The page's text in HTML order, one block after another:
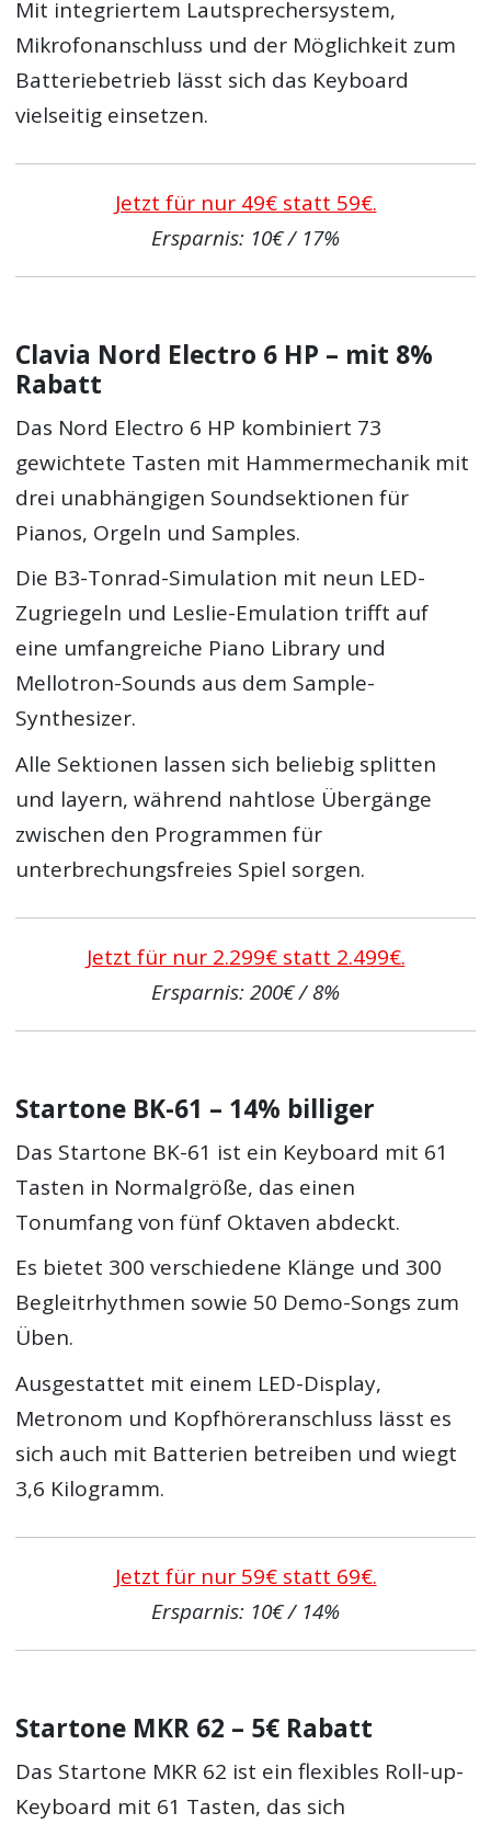
Mit integriertem Lautsprechersystem,
Mikrofonanschluss und der Möglichkeit zum
Batteriebetrieb lässt sich das Keyboard
vielseitig einsetzen.
Jetzt für nur 49€ statt 59€.
Ersparnis: 10€ / 17%
Clavia Nord Electro 6 HP – mit 8%
Rabatt
Das Nord Electro 6 HP kombiniert 73
gewichtete Tasten mit Hammermechanik mit
drei unabhängigen Soundsektionen für
Pianos, Orgeln und Samples.
Die B3-Tonrad-Simulation mit neun LED-
Zugriegeln und Leslie-Emulation trifft auf
eine umfangreiche Piano Library und
Mellotron-Sounds aus dem Sample-
Synthesizer.
Alle Sektionen lassen sich beliebig splitten
und layern, während nahtlose Übergänge
zwischen den Programmen für
unterbrechungsfreies Spiel sorgen.
Jetzt für nur 2.299€ statt 2.499€.
Ersparnis: 200€ / 8%
Startone BK-61 – 14% billiger
Das Startone BK-61 ist ein Keyboard mit 61
Tasten in Normalgröße, das einen
Tonumfang von fünf Oktaven abdeckt.
Es bietet 300 verschiedene Klänge und 300
Begleitrhythmen sowie 50 Demo-Songs zum
Üben.
Ausgestattet mit einem LED-Display,
Metronom und Kopfhöreranschluss lässt es
sich auch mit Batterien betreiben und wiegt
3,6 Kilogramm.
Jetzt für nur 59€ statt 69€.
Ersparnis: 10€ / 14%
Startone MKR 62 – 5€ Rabatt
Das Startone MKR 62 ist ein flexibles Roll-up-
Keyboard mit 61 Tasten, das sich